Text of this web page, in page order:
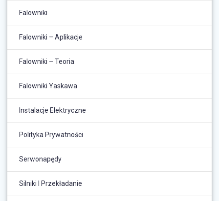
Falowniki
Falowniki – Aplikacje
Falowniki – Teoria
Falowniki Yaskawa
Instalacje Elektryczne
Polityka Prywatności
Serwonapędy
Silniki I Przekładanie